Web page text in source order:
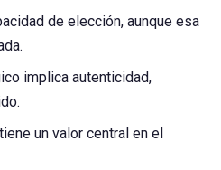
de elección, aunque esa
implica autenticidad,
un valor central en el